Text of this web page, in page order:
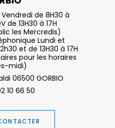
de 8H30 à
de 13H30 à 17H
les Mercredis)
Lundi et
et de 13H30 à 17H
pour les horaires
midi)
06500 GORBIO
10 66 50